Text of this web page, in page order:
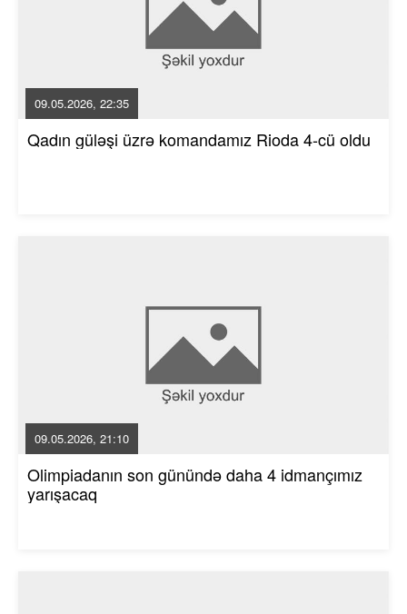
09.05.2026, 22:35
Qadın güləşi üzrə komandamız Rioda 4-cü oldu
09.05.2026, 21:10
Olimpiadanın son günündə daha 4 idmançımız
yarışacaq